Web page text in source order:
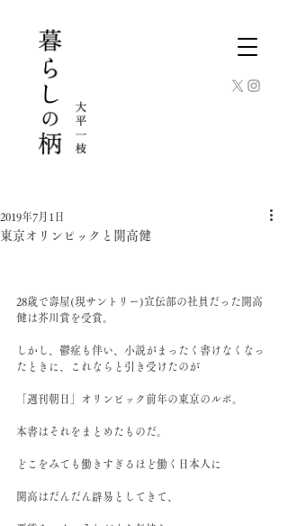
東京オリンピックと開高健
2019年7月1日
28歳で壽屋(現サントリー)宣伝部の社員だった開高
健は芥川賞を受賞。﻿
しかし、鬱症も伴い、小説がまったく書けなくなっ
たときに、これならと引き受けたのが﻿
「週刊朝日」オリンピック前年の東京のルポ。﻿
本書はそれをまとめたものだ。﻿
どこをみても働きすぎるほど働く日本人に﻿
開高はだんだん辟易としてきて、﻿